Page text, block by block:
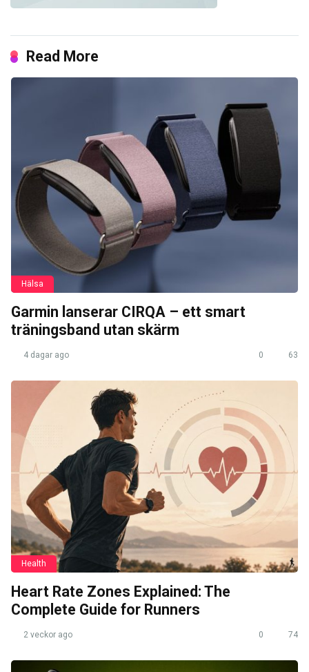
Read More
Hälsa
Garmin lanserar CIRQA – ett smart
träningsband utan skärm
4 dagar ago 0 63
Health
Heart Rate Zones Explained: The
Complete Guide for Runners
2 veckor ago 0 74